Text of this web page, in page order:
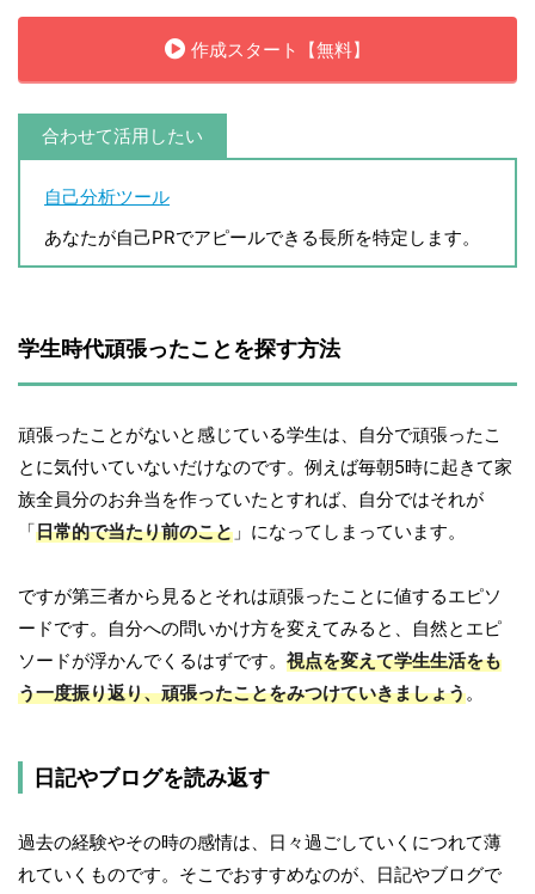
作成スタート【無料】
合わせて活用したい
自己分析ツール
あなたが自己PRでアピールできる長所を特定します。
学生時代頑張ったことを探す方法
頑張ったことがないと感じている学生は、自分で頑張ったこ
とに気付いていないだけなのです。例えば毎朝5時に起きて家
族全員分のお弁当を作っていたとすれば、自分ではそれが
「日常的で当たり前のこと 」になってしまっています。
ですが第三者から見るとそれは頑張ったことに値するエピソ
ードです。自分への問いかけ方を変えてみると、自然とエピ
ソードが浮かんでくるはずです。 視点を変えて学生生活をも
う一度振り返り、頑張ったことをみつけていきましょう。
日記やブログを読み返す
過去の経験やその時の感情は、日々過ごしていくにつれて薄
れていくものです。そこでおすすめなのが、日記やブログで